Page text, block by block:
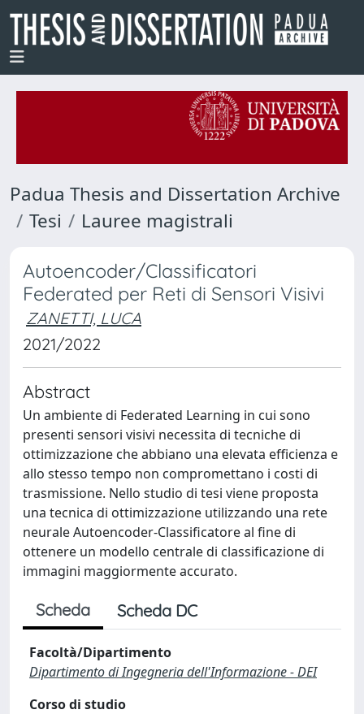
Padua Thesis and Dissertation Archive
Tesi
Lauree magistrali
Autoencoder/Classificatori
Federated per Reti di Sensori Visivi
ZANETTI, LUCA
2021/2022
Abstract
Un ambiente di Federated Learning in cui sono
presenti sensori visivi necessita di tecniche di
ottimizzazione che abbiano una elevata efficienza e
allo stesso tempo non compromettano i costi di
trasmissione. Nello studio di tesi viene proposta
una tecnica di ottimizzazione utilizzando una rete
neurale Autoencoder-Classificatore al fine di
ottenere un modello centrale di classificazione di
immagini maggiormente accurato.
Scheda Scheda DC
Facoltà/Dipartimento
Dipartimento di Ingegneria dell'Informazione - DEI
Corso di studio